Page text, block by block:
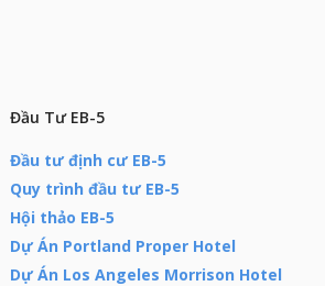
Đầu Tư EB-5
Đầu tư định cư EB-5
Quy trình đầu tư EB-5
Hội thảo EB-5
Dự Án Portland Proper Hotel
Dự Án Los Angeles Morrison Hotel